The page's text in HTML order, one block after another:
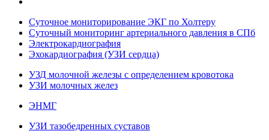
Суточное мониторирование ЭКГ по Холтеру
Суточный мониторинг артериального давления в СПб
Электрокардиография
Эхокардиография (УЗИ сердца)
УЗД молочной железы с определением кровотока
УЗИ молочных желез
ЭНМГ
УЗИ тазобедренных суставов